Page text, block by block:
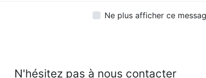
Ne plus afficher ce
N'hésitez pas à nous contacter